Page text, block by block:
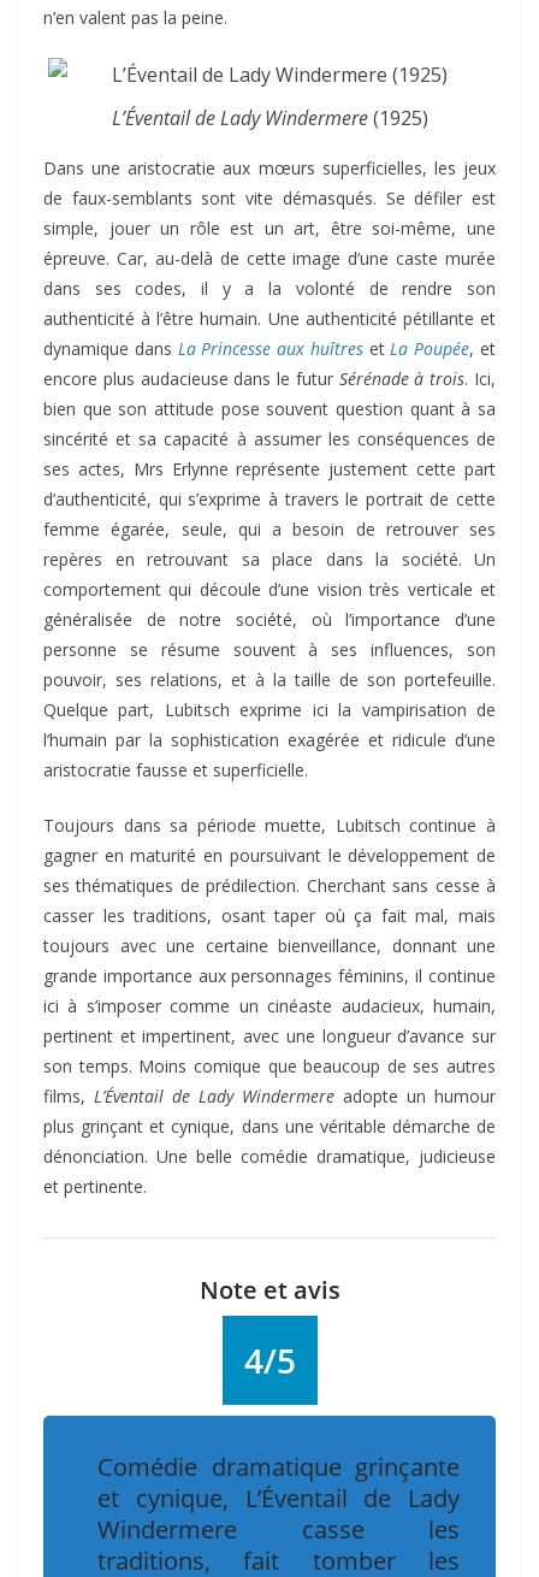
n’en valent pas la peine.
L’Éventail de Lady Windermere(1925)
Dans une aristocratie aux mœurs superficielles, les jeux
de faux-semblants sont vite démasqués. Se défiler est
simple, jouer un rôle est un art, être soi-même, une
épreuve. Car, au-delà de cette image d’une caste murée
dans ses codes, il y a la volonté de rendre son
authenticité à l’être humain. Une authenticité pétillante et
dynamique dans La Princesse aux huîtresetLa Poupée, et
encore plus audacieuse dans le futur Sérénade à trois. Ici,
bien que son attitude pose souvent question quant à sa
sincérité et sa capacité à assumer les conséquences de
ses actes, Mrs Erlynne représente justement cette part
d’authenticité, qui s’exprime à travers le portrait de cette
femme égarée, seule, qui a besoin de retrouver ses
repères en retrouvant sa place dans la société. Un
comportement qui découle d’une vision très verticale et
généralisée de notre société, où l’importance d’une
personne se résume souvent à ses influences, son
pouvoir, ses relations, et à la taille de son portefeuille.
Quelque part, Lubitsch exprime ici la vampirisation de
l’humain par la sophistication exagérée et ridicule d’une
aristocratie fausse et superficielle.
Toujours dans sa période muette, Lubitsch continue à
gagner en maturité en poursuivant le développement de
ses thématiques de prédilection. Cherchant sans cesse à
casser les traditions, osant taper où ça fait mal, mais
toujours avec une certaine bienveillance, donnant une
grande importance aux personnages féminins, il continue
ici à s’imposer comme un cinéaste audacieux, humain,
pertinent et impertinent, avec une longueur d’avance sur
son temps. Moins comique que beaucoup de ses autres
films, L’Éventail de Lady Windermere adopte un humour
plus grinçant et cynique, dans une véritable démarche de
dénonciation. Une belle comédie dramatique, judicieuse
et pertinente.
Note et avis
4/5
Comédie dramatique grinçante
et cynique, L’Éventail de Lady
Windermere casse les
traditions, fait tomber les